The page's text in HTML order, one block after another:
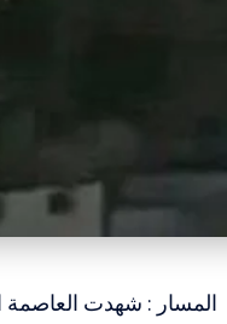
المسار : شهدت العاصمة